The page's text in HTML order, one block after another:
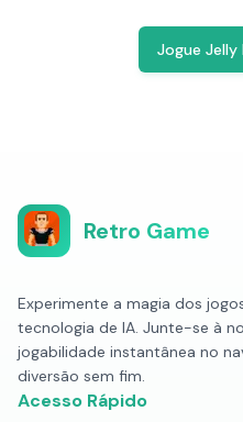
Jogue Jelly
Retro Game
Experimente a magia dos
tecnologia de IA. Junte-se à
jogabilidade instantânea no
diversão sem fim.
Acesso Rápido